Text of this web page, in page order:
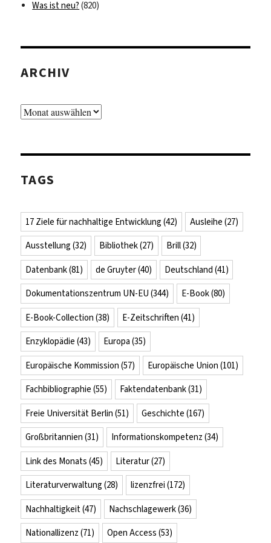
Was ist neu? (820)
ARCHIV
Archiv
TAGS
17 Ziele für nachhaltige Entwicklung (42) Ausleihe (27)
Ausstellung (32) Bibliothek(27) Brill(32)
Datenbank(81) de Gruyter(40) Deutschland (41)
Dokumentationszentrum UN-EU (344) E-Book(80)
E-Book-Collection (38) E-Zeitschriften (41)
Enzyklopädie (43) Europa (35)
Europäische Kommission (57) Europäische Union (101)
Fachbibliographie (55) Faktendatenbank(31)
Freie Universität Berlin (51) Geschichte (167)
Großbritannien (31) Informationskompetenz (34)
Link des Monats (45) Literatur(27)
Literaturverwaltung (28) lizenzfrei (172)
Nachhaltigkeit(47) Nachschlagewerk(36)
Nationallizenz (71) Open Access (53)